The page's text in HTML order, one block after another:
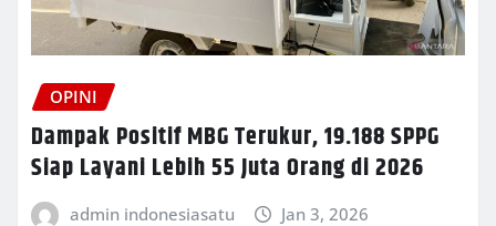
OPINI
Dampak Positif MBG Terukur, 19.188 SPPG
Siap Layani Lebih 55 Juta Orang di 2026
admin indonesiasatu Jan 3, 2026